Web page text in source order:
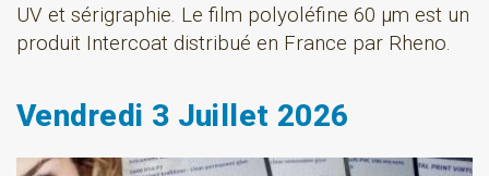
UV et sérigraphie. Le film polyoléfine 60 µm est un
produit Intercoat distribué en France par Rheno.
Vendredi 3 Juillet 2026